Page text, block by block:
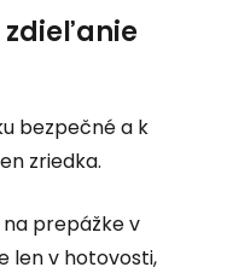
zdieľanie
bezpečné a k
zriedka.
prepážke v
len v hotovosti,